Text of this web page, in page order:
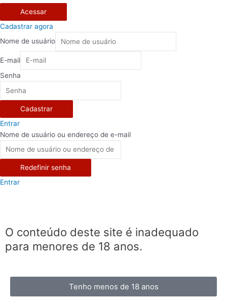
Acessar
Cadastrar agora
Nome de usuário
E-mail
Senha
Cadastrar
Entrar
Nome de usuário ou endereço de e-mail
Redefinir senha
Entrar
O conteúdo deste site é inadequado
para menores de 18 anos.
Tenho menos de 18 anos